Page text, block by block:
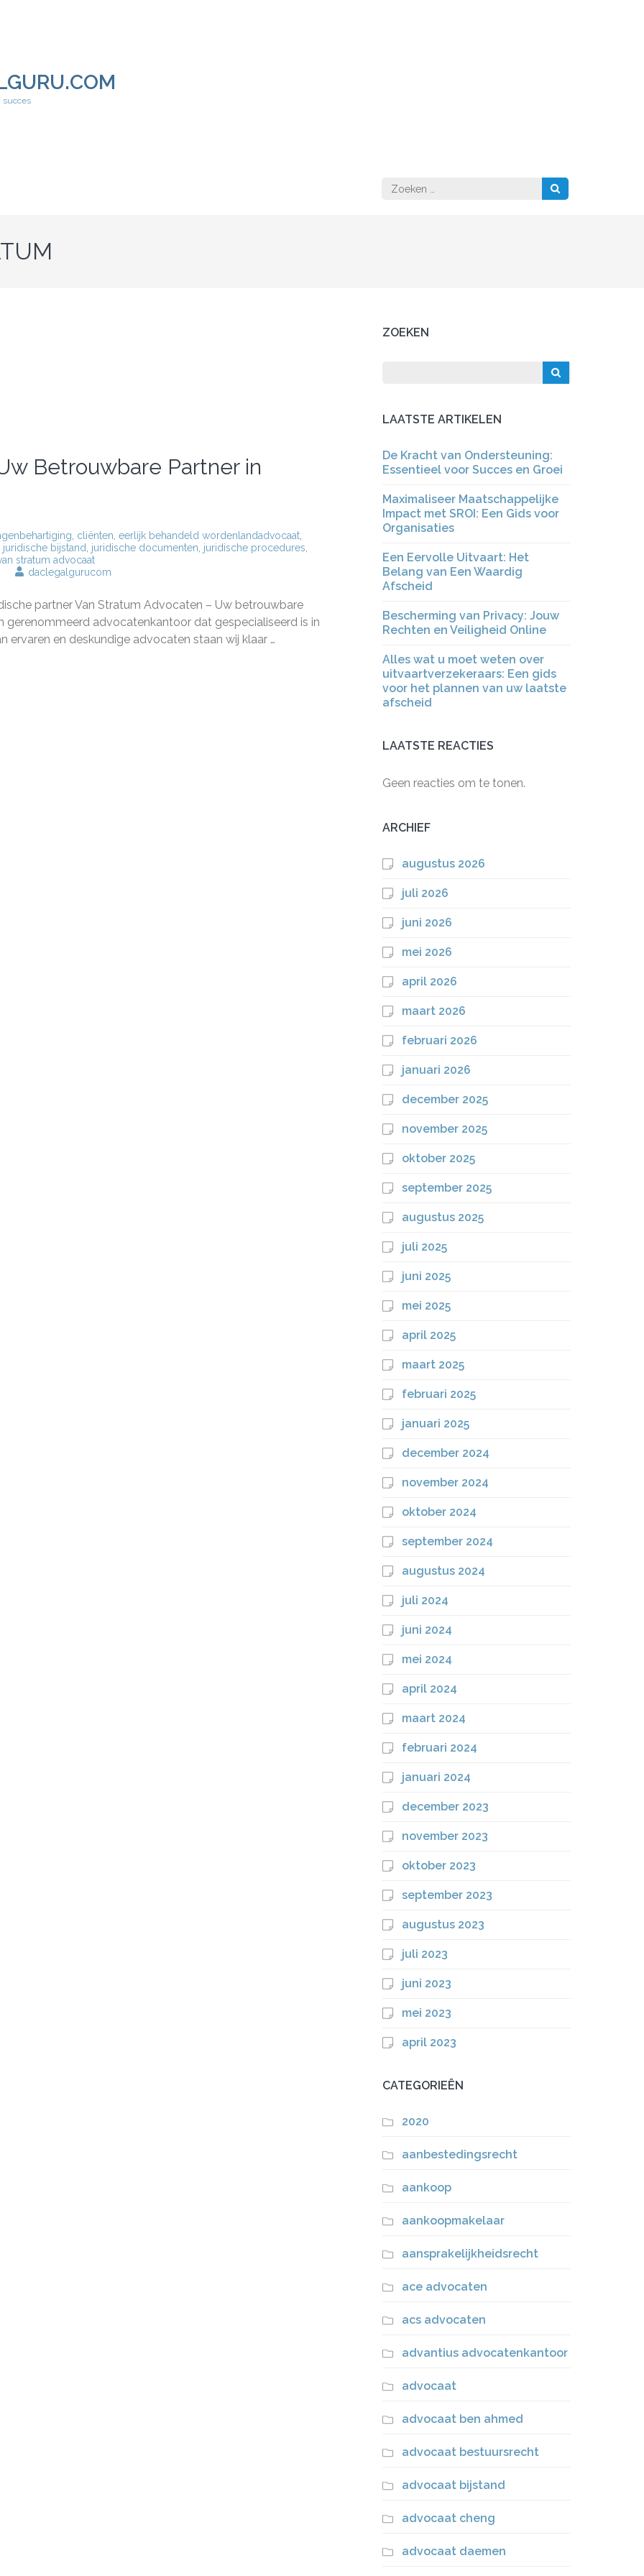
succes
Zoeken
naar:
Betrouwbare Partner in
cliënten eerlijk behandeld wordenlandadvocaat
juridische bijstand juridische documenten juridische procedures
stratum advocaat
Betrouwbare
daclegalgurucom
partner Van Stratum Advocaten – Uw betrouwbare
gerenommeerd advocatenkantoor dat gespecialiseerd is in
ervaren en deskundige advocaten staan wij klaar …
ZOEKEN
LAATSTE ARTIKELEN
De Kracht van Ondersteuning:
Essentieel voor Succes en Groei
Maximaliseer Maatschappelijke
Impact met SROI: Een Gids voor
Organisaties
Een Eervolle Uitvaart: Het
Belang van Een Waardig
Afscheid
Bescherming van Privacy: Jouw
Rechten en Veiligheid Online
Alles wat u moet weten over
uitvaartverzekeraars: Een gids
voor het plannen van uw laatste
afscheid
LAATSTE REACTIES
Geen reacties om te tonen.
ARCHIEF
augustus 2026
juli 2026
juni 2026
mei 2026
april 2026
maart 2026
februari 2026
januari 2026
december 2025
november 2025
oktober 2025
september 2025
augustus 2025
juli 2025
juni 2025
mei 2025
april 2025
maart 2025
februari 2025
januari 2025
december 2024
november 2024
oktober 2024
september 2024
augustus 2024
juli 2024
juni 2024
mei 2024
april 2024
maart 2024
februari 2024
januari 2024
december 2023
november 2023
oktober 2023
september 2023
augustus 2023
juli 2023
juni 2023
mei 2023
april 2023
CATEGORIEËN
2020
aanbestedingsrecht
aankoop
aankoopmakelaar
aansprakelijkheidsrecht
ace advocaten
acs advocaten
advantius advocatenkantoor
advocaat
advocaat ben ahmed
advocaat bestuursrecht
advocaat bijstand
advocaat cheng
advocaat daemen